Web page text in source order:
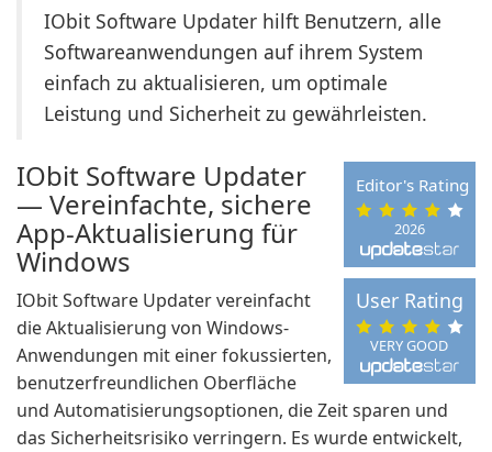
IObit Software Updater hilft Benutzern, alle
Softwareanwendungen auf ihrem System
einfach zu aktualisieren, um optimale
Leistung und Sicherheit zu gewährleisten.
2026
Editor's Rating
VERY GOOD
User Rating
IObit Software Updater
— Vereinfachte, sichere
App-Aktualisierung für
Windows
IObit Software Updater vereinfacht
die Aktualisierung von Windows-
Anwendungen mit einer fokussierten,
benutzerfreundlichen Oberfläche
und Automatisierungsoptionen, die Zeit sparen und
das Sicherheitsrisiko verringern. Es wurde entwickelt,